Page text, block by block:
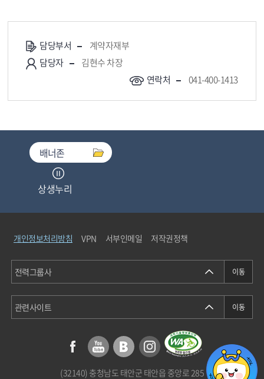
담당부서
계약자재부
담당자
김현수 차장
연락처
041-400-1413
배너존
상생누리
중소기업기술마켓
청탁금지법통합검색
개인정보처리방침 VPN 서부인메일 저작권정책
(32140) 충청남도 태안군 태안읍 중앙로 285